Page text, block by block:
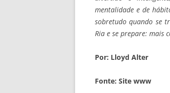
mentalidade e de
sobretudo quando se
Ria e se prepare: mais
Por: Lloyd Alter
Fonte: Site www